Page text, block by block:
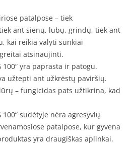
patalpose – tiek
ant sienų, lubų, grindų, tiek ant
kai reikia valyti sunkiai
atsinaujinti.
yra paprasta ir patogu.
užtepti ant užkrėstų paviršių.
– fungicidas pats užtikrina, kad
100“ sudėtyje nėra agresyvių
patalpose, kur gyvena
yra draugiškas aplinkai.